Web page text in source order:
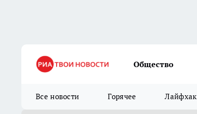
Общество
Все новости Горячее Лайфхак